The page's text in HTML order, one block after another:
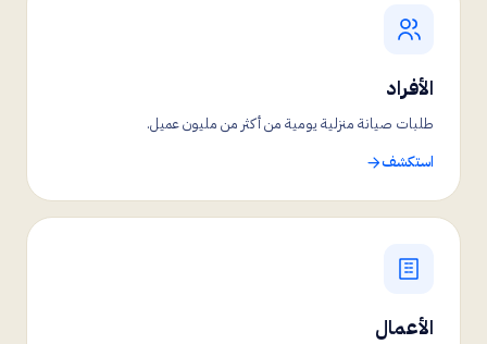
الأفراد
طلبات صيانة منزلية يومية من أكثر من مليون عميل.
استكشف
الأعمال